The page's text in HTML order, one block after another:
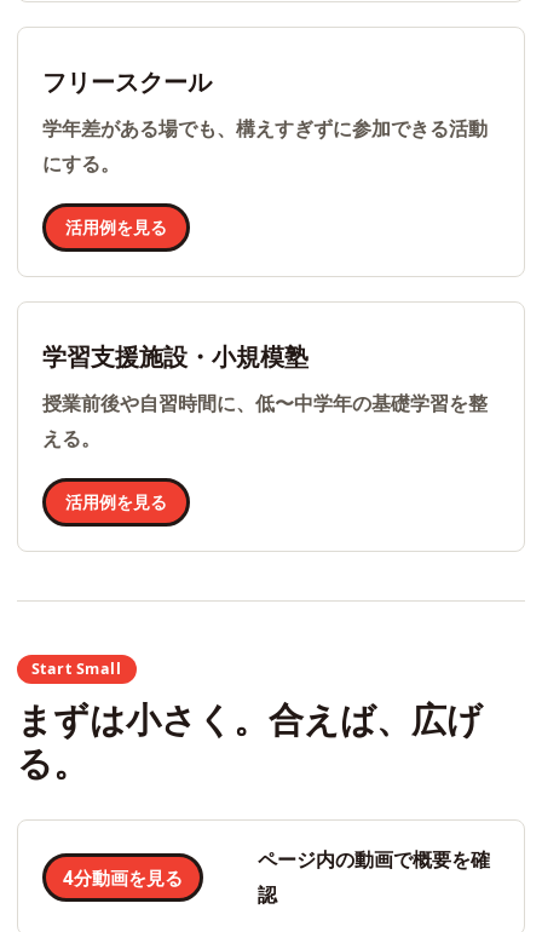
フリースクール
学年差がある場でも、構えすぎずに参加できる活動
にする。
活用例を見る
学習支援施設・小規模塾
授業前後や自習時間に、低〜中学年の基礎学習を整
える。
活用例を見る
Start Small
まずは小さく。合えば、広げ
る。
4分動画を見る
ページ内の動画で概要を確
認